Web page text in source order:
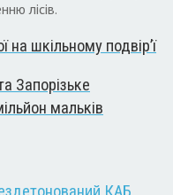
лісів.
на шкільному подвір’ї
Запорізьке
мальків